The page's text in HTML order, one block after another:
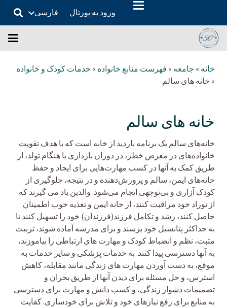
ورود به پورتال فارسی
خانه » جامعه » فهرست منابع خانواده » خدمات کودک و خانواده
» خانه های سالم
خانه های سالم
خانه‌های سالم یک برنامه بازدید از خانه است که با هدف تقویت
خانواده‌های در معرض خطر، در دوران بارداری یا هنگام تولد، از
طریق کمک به آنها در کسب مهارت‌هایی برای ایجاد و حفظ
خانه‌های ایمن، سالم و پرورش‌دهنده و در نتیجه، جلوگیری از
کودک آزاری و بی‌توجهی انجام می‌شود. والدین یاد می گیرند که
از نوزاد خود مراقبت کنند، از خانه ایمن و تغذیه خوب اطمینان
حاصل کنند، رشد و تکامل فرزند(فرزندان) خود را تسهیل کنند تا
به حداکثر پتانسیل خود برسند و برای مدرسه آماده شوند، تربیت
مثبت، نظم و انضباط کودک و مهارت های ارتباطی را بیاموزند،
به آنها دسترسی پیدا کنند. به خدمات پزشکی و سایر خدمات به
موقع، به دست آوردن مهارت های زندگی مانند مقابله، کاهش
استرس، و حل مسئله برای دیدن آنها از طریق بحران و
تصمیمات دشوار زندگی، و کسب دانش و مهارت برای دسترسی
به منابع برای رفع نیازهای خود و تلاش برای خودسازی. کفایت